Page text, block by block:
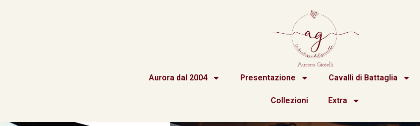
Aurora dal 2004 Presentazione Cavalli di Battaglia
Collezioni Extra